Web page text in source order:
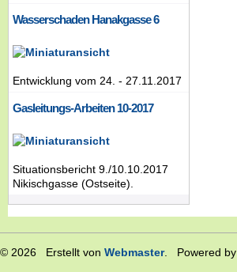
Wasserschaden Hanakgasse 6
Entwicklung vom 24. - 27.11.2017
Gasleitungs-Arbeiten 10-2017
Situationsbericht 9./10.10.2017
Nikischgasse (Ostseite).
© 2026 Erstellt von Webmaster. Powered by